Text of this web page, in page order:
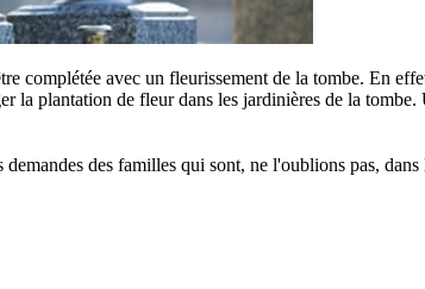
complétée avec un fleurissement de la tombe. En
la plantation de fleur dans les jardinières de la
des familles qui sont, ne l'oublions pas, dans